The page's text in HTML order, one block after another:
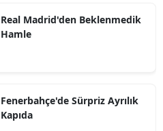
Real Madrid'den Beklenmedik
Hamle
Fenerbahçe'de Sürpriz Ayrılık
Kapıda